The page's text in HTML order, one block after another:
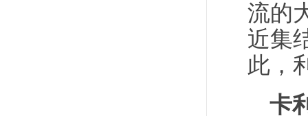
流的
近集
此，
卡